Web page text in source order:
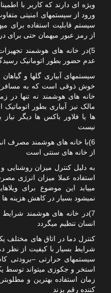
ویژه ای دارند که کاربر با
ورود از سیستمهای امنیتی
سیستم قابلیت استفاده برای
از رمز عبور میهمان حتی برای
5)در خانه های هوشمند
عدم حضور بطور اتومانیک
سیستمهای آبیاری گلها و
خوش ذوقی است که به
خانه های هوشمند نه تنها در
مالک نیز آبیاری بطور
ها یا فلاور باکس ها دیگر
نیست
6)با خانه های هوشمند مصرف
از خانه های سنتی است
به دلیل کنترل میزان روشنایی
استفاده عملا میزان انرژی
مییابد این موضوع برای
نمیشود بسیار در کاهش هزینه
7)در خانه های هوشمند
انسان تنظیم میگردد
کنترل دما در اتاق های مختلف
شرایط بسیار با کیفیت از نظر
سیستمهای حرارتی –برودتی
استخر و جکوزی میتواند توسط
زمان استفاده بهترین و
کننده رقم بزند